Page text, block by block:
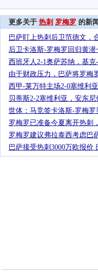
更多关于 热刺 罗梅罗 的新闻
巴萨盯上热刺后卫范德文，
后卫卡洛斯-罗梅罗回归黄潜
西班牙人2-1奥萨苏纳，基
由于财政压力，巴萨将罗梅
西甲-莱万特主场2-0塞维利
贝蒂斯2-2塞维利亚，安东
世体：马竞签卡洛斯-罗梅罗
罗梅罗已准备今夏离开热刺
罗梅罗建议弗拉泰西考虑巴
巴萨接受热刺3000万欧报价